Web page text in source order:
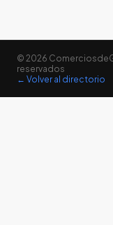
© 2026
reservados
← Volver al directorio